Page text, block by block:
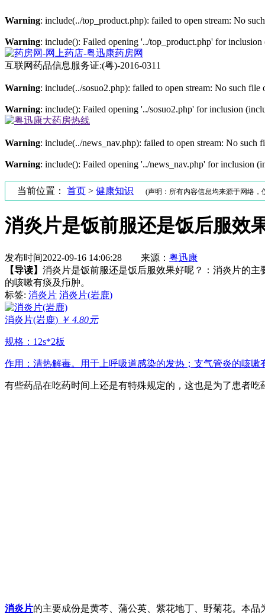
Warning: include(../top_product.php): failed to open stream: No
Warning: include(): Failed opening '../top_product.php' for
互联网药品信息服务证:(粤)-2016-0311
Warning: include(../sosuo2.php): failed to open stream: No such file
Warning: include(): Failed opening '../sosuo2.php' for inclusion
Warning: include(../news_nav.php): failed to open stream: No such
Warning: include(): Failed opening '../news_nav.php' for inclusion
当前位置： 首页 > 健康知识 (声明：所有内容信息均来源于网络，
消炎片是饭前服还是饭后服效
发布时间2022-09-16 14:06:28 来源： 粤迅康
【导读】 消炎片是饭前服还是饭后服效果好呢？：消炎片的
的咳嗽有痰及疖肿。
标签: 消炎片 消炎片(岩鹿)
消炎片(岩鹿) ￥ 4.80元
规格：12s*2板
作用：清热解毒。用于上呼吸道感染的发热；支气管炎的咳嗽
有些药品在吃药时间上还是有特殊规定的，这也是为了患者
消炎片的主要成份是黄芩、蒲公英、紫花地丁、野菊花。本